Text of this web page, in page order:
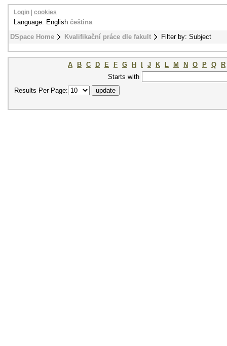
DSpace Home Kvalifikační práce dle fakult Filter by: Subject
Login cookies
Language: English čeština
A B C D E F G H J K L M N O P Q
R
Starts with
Results Per Page: